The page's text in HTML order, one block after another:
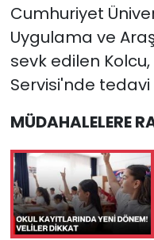
Cumhuriyet
Uygulama ve
sevk edilen
Servisi'nde tedavi
MÜDAHALELERE